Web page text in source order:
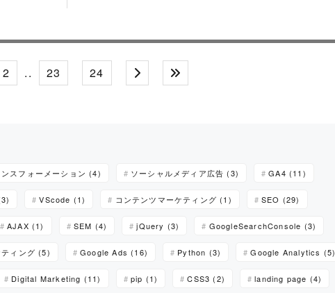
2 .. 23 24
スフォーメーション (4) ソーシャルメディア広告 (3) GA4 (11)
VScode (1) コンテンツマーケティング (1) SEO (29)
AJAX (1) SEM (4) jQuery (3) GoogleSearchConsole (3)
ィング (5) Google Ads (16) Python (3) Google Analytics (5)
Digital Marketing (11) pip (1) CSS3 (2) landing page (4)